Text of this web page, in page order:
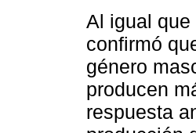
Al igual
confirmó
género
producen
respuesta